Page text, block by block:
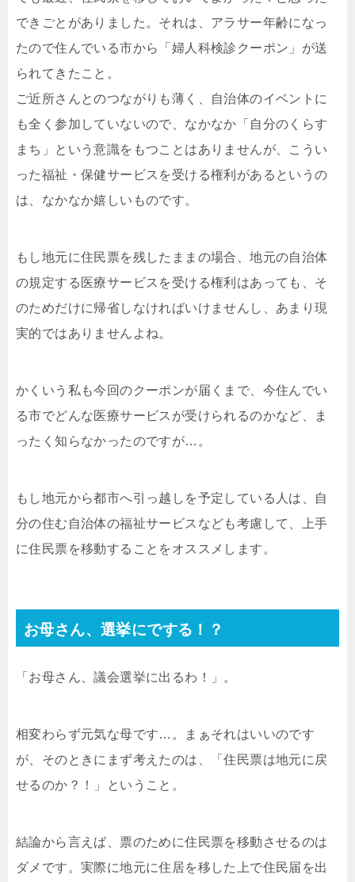
できごとがありました。それは、アラサー年齢になっ
たので住んでいる市から「婦人科検診クーポン」が送
られてきたこと。
ご近所さんとのつながりも薄く、自治体のイベントに
も全く参加していないので、なかなか「自分のくらす
まち」という意識をもつことはありませんが、こうい
った福祉・保健サービスを受ける権利があるというの
は、なかなか嬉しいものです。
もし地元に住民票を残したままの場合、地元の自治体
の規定する医療サービスを受ける権利はあっても、そ
のためだけに帰省しなければいけませんし、あまり現
実的ではありませんよね。
かくいう私も今回のクーポンが届くまで、今住んでい
る市でどんな医療サービスが受けられるのかなど、ま
ったく知らなかったのですが…。
もし地元から都市へ引っ越しを予定している人は、自
分の住む自治体の福祉サービスなども考慮して、上手
に住民票を移動することをオススメします。
お母さん、選挙にでする！？
「お母さん、議会選挙に出るわ！」。
相変わらず元気な母です…。まぁそれはいいのです
が、そのときにまず考えたのは、「住民票は地元に戻
せるのか？！」ということ。
結論から言えば、票のために住民票を移動させるのは
ダメです。実際に地元に住居を移した上で住民届を出